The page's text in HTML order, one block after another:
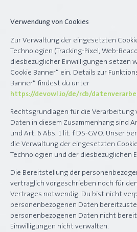
Verwendung von Cookies
Zur Verwaltung der eingesetzten
Technologien (Tracking-Pixel, Web-
diesbezüglicher Einwilligungen setzen
Cookie Banner“ ein. Details zur
Banner“ findest du unter
https://devowl.io/de/rcb/
Rechtsgrundlagen für die Verarbeitung
Daten in diesem Zusammenhang sind
und Art. 6 Abs. 1 lit. f DS-GVO. Unser
die Verwaltung der eingesetzten
Technologien und der diesbezüglichen
Die Bereitstellung der
vertraglich vorgeschrieben noch für
Vertrages notwendig. Du bist nicht
personenbezogenen Daten
personenbezogenen Daten nicht
Einwilligungen nicht verwalten.